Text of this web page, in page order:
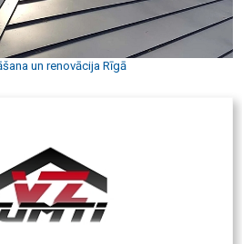
un renovācija Rīgā